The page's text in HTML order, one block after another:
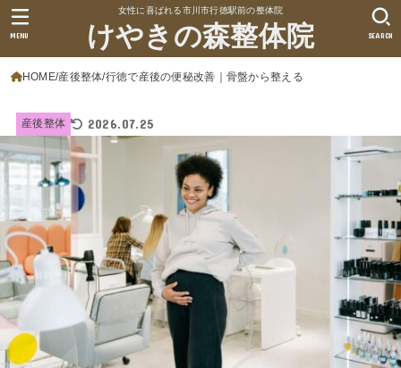
女性に喜ばれる市川市行徳駅前の整体院
けやきの森整体院 SEARCH
MENU
HOME 産後整体 行徳で産後の便秘改善｜骨盤から整える
産後整体 2026.07.25